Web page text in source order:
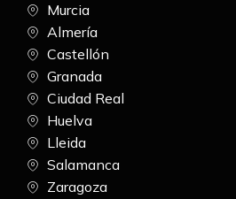
Murcia
Almería
Castellón
Granada
Ciudad Real
Huelva
Lleida
Salamanca
Zaragoza